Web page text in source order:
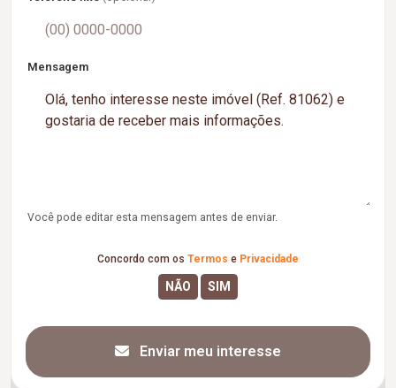
Mensagem
Você pode editar esta mensagem antes de enviar.
Concordo com os Termos e Privacidade
Enviar meu interesse